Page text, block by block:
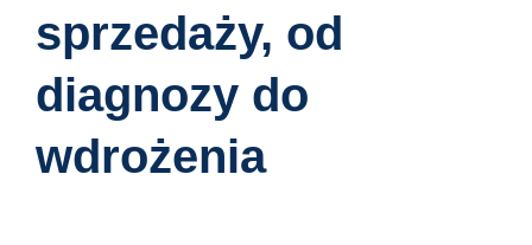
sprzedaży, od
diagnozy do
wdrożenia